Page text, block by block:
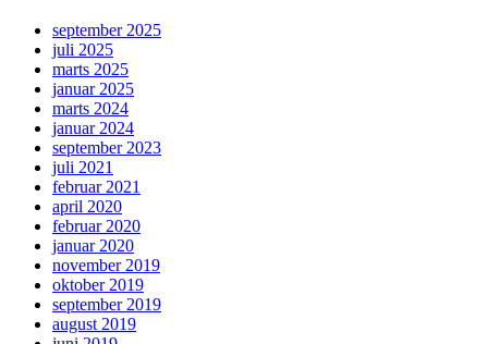
september 2025
juli 2025
marts 2025
januar 2025
marts 2024
januar 2024
september 2023
juli 2021
februar 2021
april 2020
februar 2020
januar 2020
november 2019
oktober 2019
september 2019
august 2019